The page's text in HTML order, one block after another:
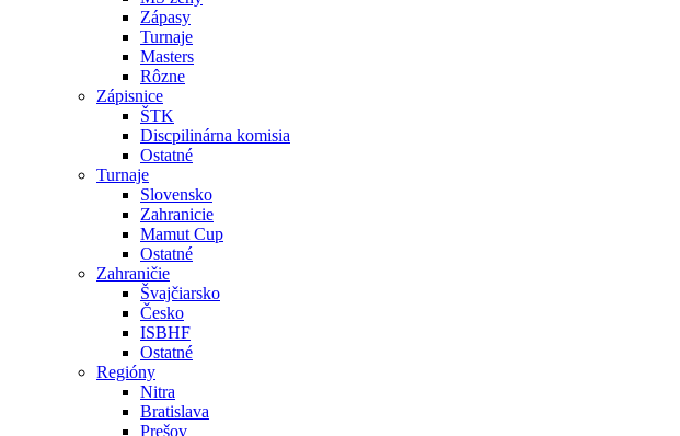
Zápasy
Turnaje
Masters
Rôzne
Zápisnice
ŠTK
Discpilinárna komisia
Ostatné
Turnaje
Slovensko
Zahranicie
Mamut Cup
Ostatné
Zahraničie
Švajčiarsko
Česko
ISBHF
Ostatné
Regióny
Nitra
Bratislava
Prešov